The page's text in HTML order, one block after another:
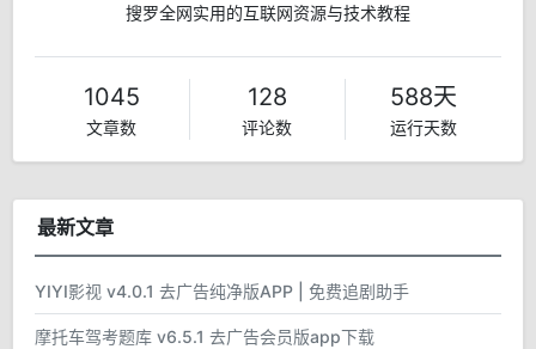
搜罗全网实用的互联网资源与技术教程
1045
文章数
128
评论数
588天
运行天数
最新文章
YIYI影视 v4.0.1 去广告纯净版APP | 免费追剧助手
摩托车驾考题库 v6.5.1 去广告会员版app下载